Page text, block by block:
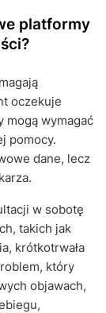
platformy
oczekuje
mogą wymagać
pomocy.
dane, lecz
w sobotę
takich jak
krótkotrwała
który
objawach,